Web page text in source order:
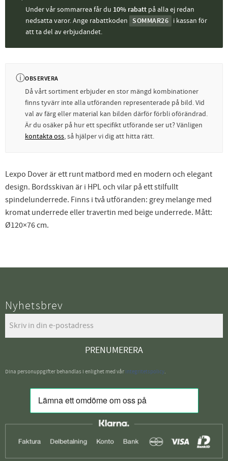
Under vår sommarrea får du 10% rabatt på alla ej redan
nedsatta varor. Ange rabattkoden
SOMMAR26 i kassan för
att ta del av erbjudandet.
ⓘOBSERVERA
Då vårt sortiment erbjuder en stor mängd kombinationer
finns tyvärr inte alla utföranden representerade på bild. Vid
val av färg eller material kan bilden därför förbli oförändrad.
Är du osäker på hur ett specifikt utförande ser ut? Vänligen
kontakta oss, så hjälper vi dig att hitta rätt.
Lexpo Dover är ett runt matbord med en modern och elegant
design. Bordsskivan är i HPL och vilar på ett stilfullt
spindelunderrede. Finns i två utföranden: grey melange med
kromat underrede eller travertin med beige underrede. Mått:
Ø120×76 cm.
Nyhetsbrev
PRENUMERERA
Dina personuppgifter behandlas i enlighet med vår integritetspolicy.